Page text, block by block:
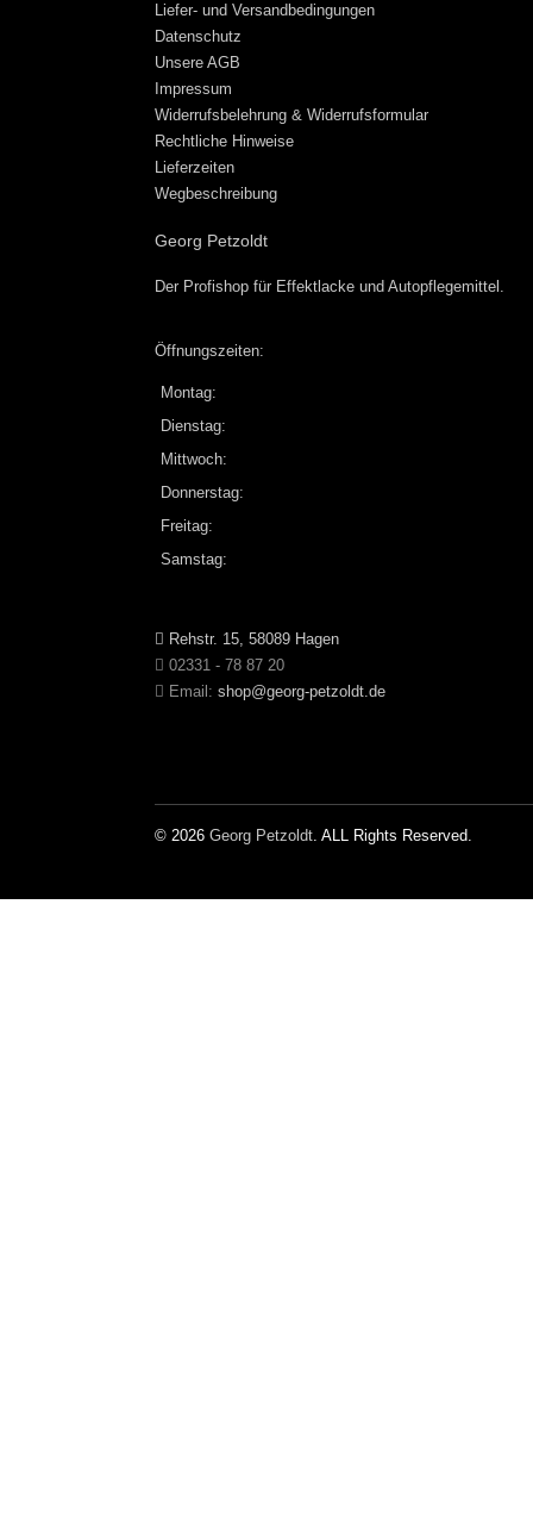
Liefer- und Versandbedingungen
Datenschutz
Unsere AGB
Impressum
Widerrufsbelehrung & Widerrufsformular
Rechtliche Hinweise
Lieferzeiten
Wegbeschreibung
Georg Petzoldt
Der Profishop für Effektlacke und Autopflegemittel .
Öffnungszeiten:
Montag:
Dienstag:
Mittwoch:
Donnerstag:
Freitag:
Samstag:
Rehstr. 15, 58089 Hagen
02331 - 78 87 20
Email: shop@georg-petzoldt.de
© 2026 Georg Petzoldt . ALL Rights Reserved.